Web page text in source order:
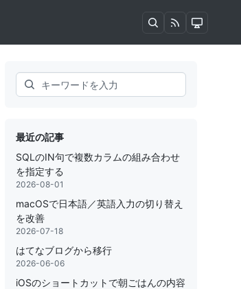
Search
最近の記事
SQLのIN句で複数カラムの組み合わせ
を指定する
2026-08-01
macOSで日本語／英語入力の切り替え
を改善
2026-07-18
はてなブログから移行
2026-06-06
iOSのショートカットで朝ごはんの内容